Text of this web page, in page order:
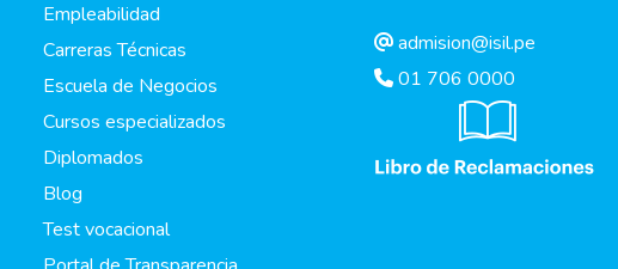
Empleabilidad
Carreras Técnicas
Escuela de Negocios
Cursos especializados
Diplomados
Blog
Test vocacional
admision@isil.pe
01 706 0000